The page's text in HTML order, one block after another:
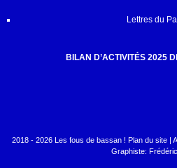
Lettres du
BILAN D’ACTIVITÉS 2025
2018 - 2026 Les fous de bassan ! Plan du site|
Graphiste: